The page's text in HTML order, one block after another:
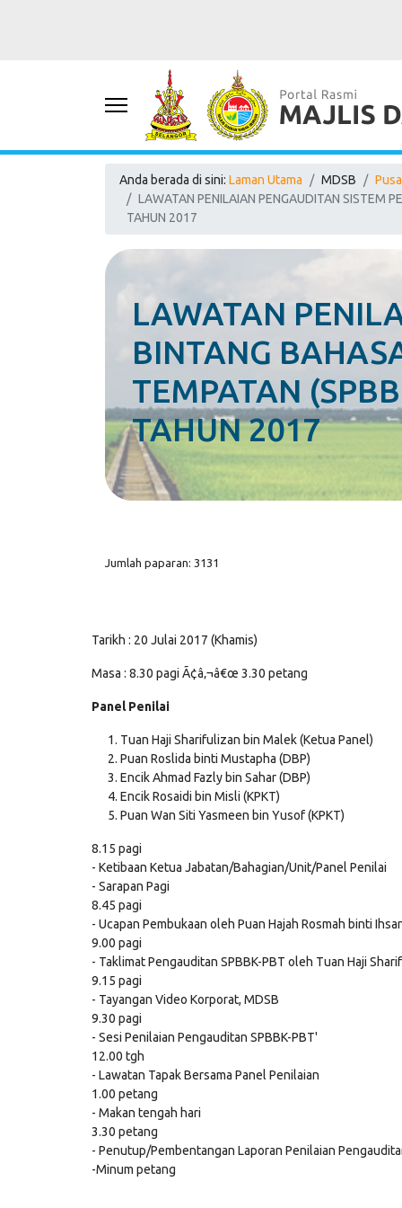
Anda berada di sini: Laman Utama MDSB
LAWATAN PENILAIAN PENGAUDITAN SISTEM
TAHUN 2017
LAWATAN
BINTANG
TEMPATAN
TAHUN 2017
Jumlah paparan: 3131
Tarikh : 20 Julai 2017 (Khamis)
Masa : 8.30 pagi Ã¢â‚¬â€œ 3.30 petang
Panel Penilai
Tuan Haji Sharifulizan bin Malek (Ketua Panel)
Puan Roslida binti Mustapha (DBP)
Encik Ahmad Fazly bin Sahar (DBP)
Encik Rosaidi bin Misli (KPKT)
Puan Wan Siti Yasmeen bin Yusof (KPKT)
8.15 pagi
- Ketibaan Ketua Jabatan/Bahagian/Unit/Panel Penilai
- Sarapan Pagi
8.45 pagi
- Ucapan Pembukaan oleh Puan Hajah Rosmah binti
9.00 pagi
- Taklimat Pengauditan SPBBK-PBT oleh Tuan Haji
9.15 pagi
- Tayangan Video Korporat, MDSB
9.30 pagi
- Sesi Penilaian Pengauditan SPBBK-PBT'
12.00 tgh
- Lawatan Tapak Bersama Panel Penilaian
1.00 petang
- Makan tengah hari
3.30 petang
- Penutup/Pembentangan Laporan Penilaian
-Minum petang